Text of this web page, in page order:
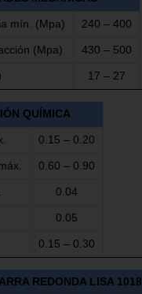
mín. (Mpa) 240 – 400
(Mpa) 430 – 500
17 – 27
QUÍMICA
0.15 – 0.20
0.60 – 0.90
0.04
0.05
0.15 – 0.30
REDONDA LISA 1018